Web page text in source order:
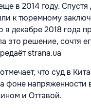
в 2014 году. Спустя
к тюремному
в декабре 2018 года
это решение, сочтя
strana.ua
что суд в
фоне напряженности
и Оттавой.